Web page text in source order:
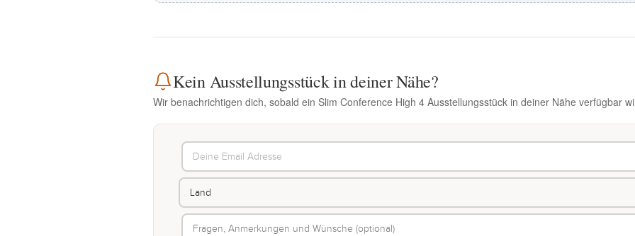
Kein Ausstellungsstück in deiner Nähe?
Wir benachrichtigen dich, sobald ein Slim Conference High 4 Ausstellungsstück in deiner Nähe verfügbar